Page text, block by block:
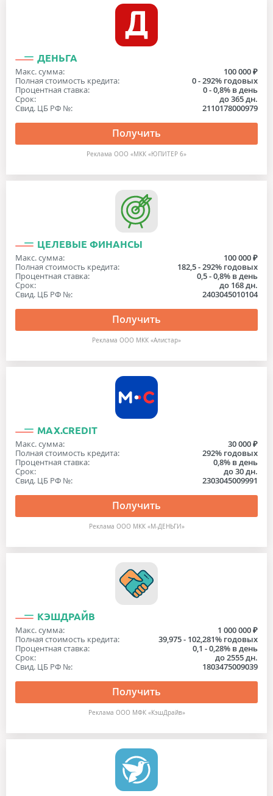
ДЕНЬГА
Макс. сумма:
100 000 ₽
Полная стоимость кредита:
0 - 292% годовых
Процентная ставка:
0 - 0,8% в день
Срок:
до 365 дн.
Свид. ЦБ РФ №:
2110178000979
Получить
Реклама ООО «МКК «ЮПИТЕР 6»
ЦЕЛЕВЫЕ ФИНАНСЫ
Макс. сумма:
100 000 ₽
Полная стоимость кредита:
182,5 - 292% годовых
Процентная ставка:
0,5 - 0,8% в день
Срок:
до 168 дн.
Свид. ЦБ РФ №:
2403045010104
Получить
Реклама ООО МКК «Алистар»
MAX.CREDIT
Макс. сумма:
30 000 ₽
Полная стоимость кредита:
292% годовых
Процентная ставка:
0,8% в день
Срок:
до 30 дн.
Свид. ЦБ РФ №:
2303045009991
Получить
Реклама ООО МКК «М-ДЕНЬГИ»
КЭШДРАЙВ
Макс. сумма:
1 000 000 ₽
Полная стоимость кредита:
39,975 - 102,281% годовых
Процентная ставка:
0,1 - 0,28% в день
Срок:
до 2555 дн.
Свид. ЦБ РФ №:
1803475009039
Получить
Реклама ООО МФК «КэшДрайв»